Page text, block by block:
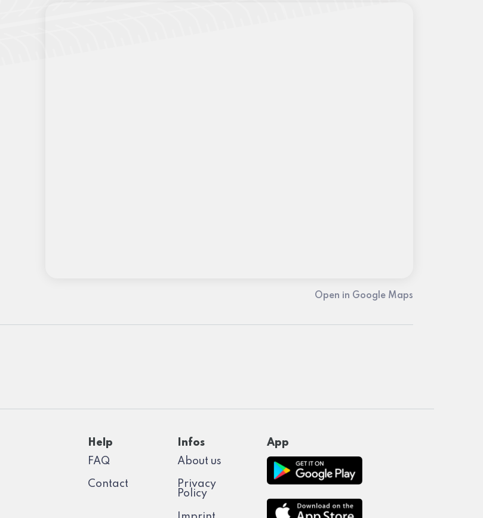
Open in Google Maps
Help
FAQ
Contact
Infos
About us
Privacy
Policy
App